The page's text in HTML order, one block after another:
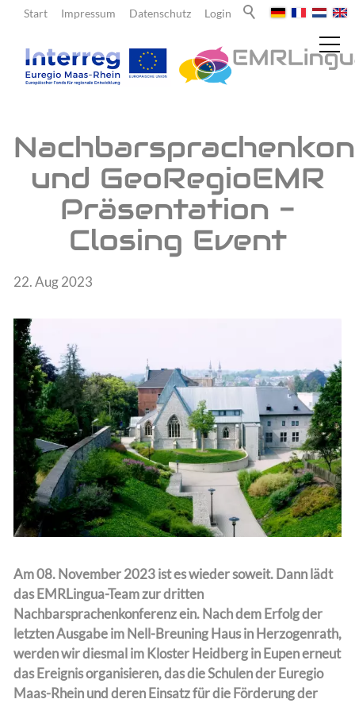
Login
Datenschutz
Impressum
Start
Meldungen
Newsletter
Über uns
Lernende
Team
und GeoRegioEMR
Präsentation -
Closing Event
22. Aug 2023
Am 08. November 2023 ist es wieder soweit. Dann lädt
das EMRLingua-Team zur dritten
Nachbarsprachenkonferenz ein. Nach dem Erfolg der
letzten Ausgabe im Nell-Breuning Haus in Herzogenrath,
werden wir diesmal im Kloster Heidberg in Eupen erneut
das Ereignis organisieren, das die Schulen der Euregio
Maas-Rhein und deren Einsatz für die Förderung der